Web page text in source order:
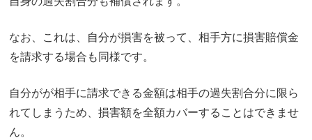
なお、これは、自分が損害を被って、相手方に損害賠償金
を請求する場合も同様です。
自分がが相手に請求できる金額は相手の過失割合分に限ら
れてしまうため、損害額を全額カバーすることはできませ
ん。